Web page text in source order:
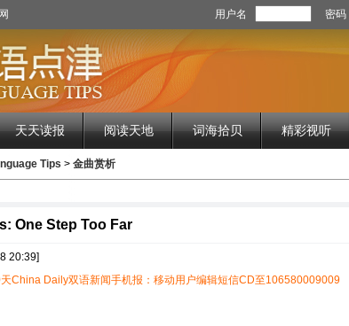
用户名 密码
天天读报 阅读天地 词海拾贝 精彩视听
Tips > 金曲赏析
One Step Too Far
20:39]
China Daily双语新闻手机报：移动用户编辑短信CD至106580009009